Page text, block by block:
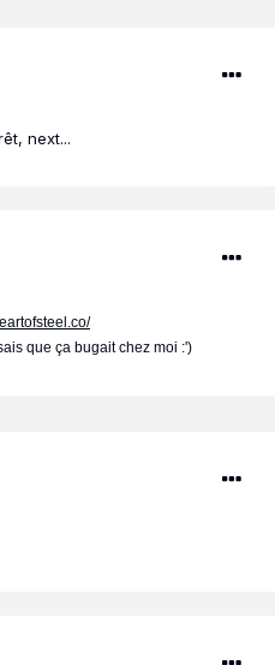
next...
que ça bugait chez moi :')